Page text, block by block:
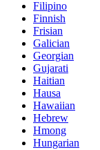
Filipino
Finnish
Frisian
Galician
Georgian
Gujarati
Haitian
Hausa
Hawaiian
Hebrew
Hmong
Hungarian